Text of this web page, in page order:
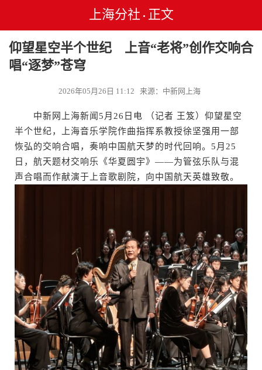
上海分社 • 正文
仰望星空半个世纪 上音“老将”创作交响合
唱“逐梦”苍穹
2026年05月26日 11:12 来源：中新网上海
中新网上海新闻5月26日电 （记者 王笈）仰望星空
半个世纪，上海音乐学院作曲指挥系教授徐坚强用一部
恢弘的交响合唱，奏响中国航天梦的时代回响。5月25
日，航天题材交响乐《华夏圆宇》——为管弦乐队与混
声合唱而作献演于上音歌剧院，向中国航天英雄致敬。